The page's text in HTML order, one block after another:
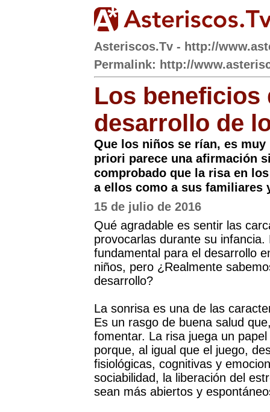
Asteriscos.Tv - http://
Permalink: http://
Los beneficios
desarrollo de
Que los niños se rían, es
priori parece una afirmación
comprobado que la risa en
a ellos como a sus familiares
15 de julio de 2016
Qué agradable es sentir las
provocarlas durante su
fundamental para el desarrollo
niños, pero ¿Realmente
desarrollo?
La sonrisa es una de las
Es un rasgo de buena salud
fomentar. La risa juega un
porque, al igual que el juego,
fisiológicas, cognitivas y
sociabilidad, la liberación del
sean más abiertos y